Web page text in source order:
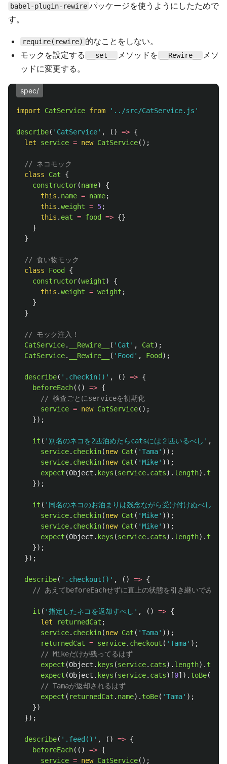
babel-plugin-rewire パッケージを使うようにしたためで
す。
require(rewire) 的なことをしない。
モックを設定する
__set__ メソッドを __Rewire__
メソ
ッドに変更する。
spec/
import CatService from ' ../src/CatService.js '
describe( ' CatService' , () => {
let
service = new CatService();
// ネコモック
class
Cat
{
constructor(name)
{
this . name = name;
this .weight = 5;
this . eat = food => {}
}
}
// 食い物モック
class
Food
{
constructor(weight)
{
this .weight = weight ;
}
}
// モック注入！
CatService. __Rewire__ ( ' Cat ' , Cat);
CatService. __Rewire__ ( ' Food ' , Food );
describe( ' .checkin() ' , () => {
beforeEach(() => {
// 検査ごとにserviceを初期化
service = new CatService();
});
it ( ' 別名のネコを2匹泊めたらcatsには２匹いるべし ' ,
service. checkin(new Cat ( 'Tama' ));
service. checkin(new Cat ( 'Mike' ));
expect (Object . keys (service. cats). length). toBe
});
it ( ' 同名のネコのお泊まりは残念ながら受け付けぬべし
service. checkin(new Cat ( 'Mike' ));
service. checkin(new Cat ( 'Mike' ));
expect (Object . keys (service. cats). length). toBe
});
});
describe( ' .checkout() ' , () => {
// あえてbeforeEachせずに直上の状態を引き継いでみる
it ( '指定したネコを返却すべし ' , () => {
let
returnedCat ;
service. checkin(new Cat ( 'Tama' ));
returnedCat = service. checkout ( 'Tama' );
// Mikeだけが残ってるはず
expect (Object . keys (service. cats). length). toBe
expect (Object . keys (service. cats)[0]). toBe(
// Tamaが返却されるはず
expect ( returnedCat . name). toBe( 'Tama' );
})
});
describe( ' .feed() ' , () => {
beforeEach(() => {
service = new CatService();